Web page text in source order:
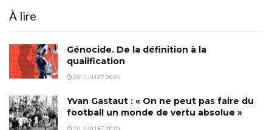
À lire
Génocide. De la définition à la
qualification
28 JUILLET 2026
Yvan Gastaut : « On ne peut pas faire du
football un monde de vertu absolue »
26 JUILLET 2026